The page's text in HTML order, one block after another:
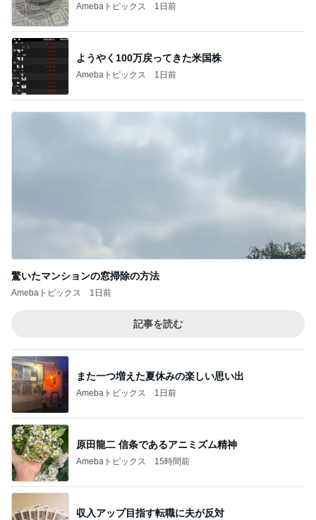
Amebaトピックス 1日前
ようやく100万戻ってきた米国株
Amebaトピックス 1日前
驚いたマンションの窓掃除の方法
Amebaトピックス 1日前
記事を読む
また一つ増えた夏休みの楽しい思い出
Amebaトピックス 1日前
原田龍二 信条であるアニミズム精神
Amebaトピックス 15時間前
収入アップ目指す転職に夫が反対